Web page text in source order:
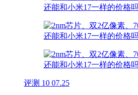
评测 10 07.25